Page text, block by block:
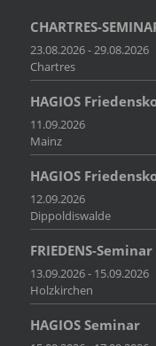
CHARTRES-
23.08.2026 - 29.08.2026
Chartres
HAGIOS
11.09.2026
Mainz
HAGIOS
12.09.2026
Dippoldiswalde
FRIEDENS-Seminar
13.09.2026 - 15.09.2026
Holzkirchen
HAGIOS Seminar